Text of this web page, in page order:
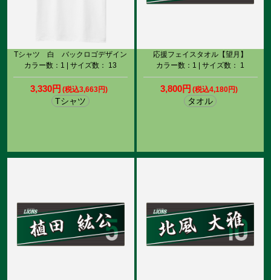
Tシャツ 白 バックロゴデザイン
カラー数：1 | サイズ数： 13
3,330円 (税込3,663円)
Tシャツ
応援フェイスタオル【望月】
カラー数：1 | サイズ数： 1
3,800円 (税込4,180円)
タオル